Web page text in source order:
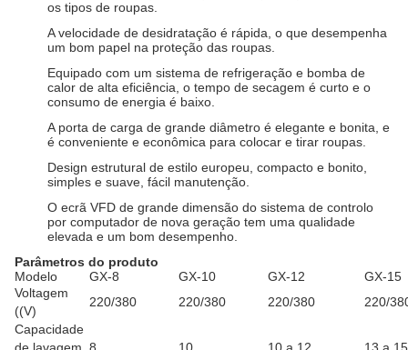
os tipos de roupas.
A velocidade de desidratação é rápida, o que desempenha
um bom papel na proteção das roupas.
Equipado com um sistema de refrigeração e bomba de
calor de alta eficiência, o tempo de secagem é curto e o
consumo de energia é baixo.
A porta de carga de grande diâmetro é elegante e bonita, e
é conveniente e econômica para colocar e tirar roupas.
Design estrutural de estilo europeu, compacto e bonito,
simples e suave, fácil manutenção.
O ecrã VFD de grande dimensão do sistema de controlo
por computador de nova geração tem uma qualidade
elevada e um bom desempenho.
Parâmetros do produto
Modelo
GX-8 GX-10 GX-12
GX-15
Voltagem
((V)
220/380 220/380 220/380
220/
Capacidade